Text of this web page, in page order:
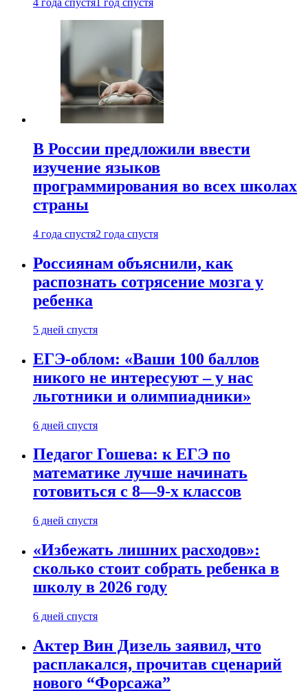
4 года спустя 1 год спустя
В России предложили ввести
изучение языков
программирования во всех школах
страны
4 года спустя2 года спустя
Россиянам объяснили, как
распознать сотрясение мозга у
ребенка
5 дней спустя
ЕГЭ-облом: «Ваши 100 баллов
никого не интересуют – у нас
льготники и олимпиадники»
6 дней спустя
Педагог Гошева: к ЕГЭ по
математике лучше начинать
готовиться с 8—9-х классов
6 дней спустя
«Избежать лишних расходов»:
сколько стоит собрать ребенка в
школу в 2026 году
6 дней спустя
Актер Вин Дизель заявил, что
расплакался, прочитав сценарий
нового “Форсажа”